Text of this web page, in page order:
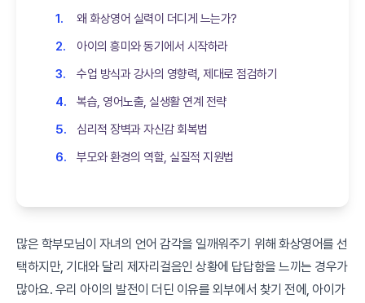
왜 화상영어 실력이 더디게 느는가?
아이의 흥미와 동기에서 시작하라
수업 방식과 강사의 영향력, 제대로 점검하기 ‍
복습, 영어노출, 실생활 연계 전략
심리적 장벽과 자신감 회복법
부모와 환경의 역할, 실질적 지원법
많은 학부모님이 자녀의 언어 감각을 일깨워주기 위해 화상영어를 선
택하지만, 기대와 달리 제자리걸음인 상황에 답답함을 느끼는 경우가
많아요. 우리 아이의 발전이 더딘 이유를 외부에서 찾기 전에, 아이가